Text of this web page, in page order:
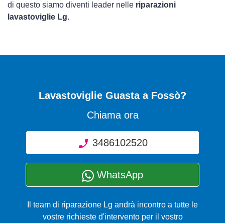
di questo siamo diventi leader nelle riparazioni
lavastoviglie Lg.
Lavastoviglie Guastaa Fossò?
Chiama ora
3486102520
WhatsApp
Il team di riparazione Lg andrà incontro a tutte le
vostre richieste d'intervento per il vostro